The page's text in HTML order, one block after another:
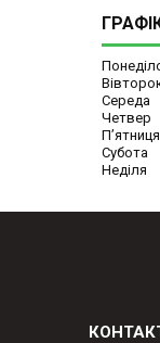
Середа
Четвер
Пʼятниця
Субота
Неділя